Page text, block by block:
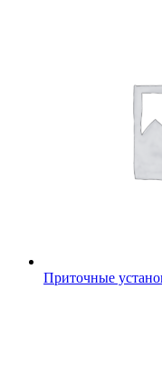
Приточные